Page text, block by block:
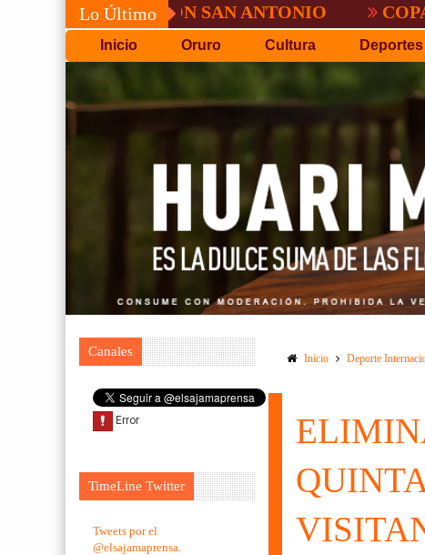
Lo ÚltimoCOPA PACEÑA DE FUTBOL
Inicio Oruro Cultura Deportes
Canales
TimeLine Twitter
Tweets por el
@elsajamaprensa.
Inicio Deporte